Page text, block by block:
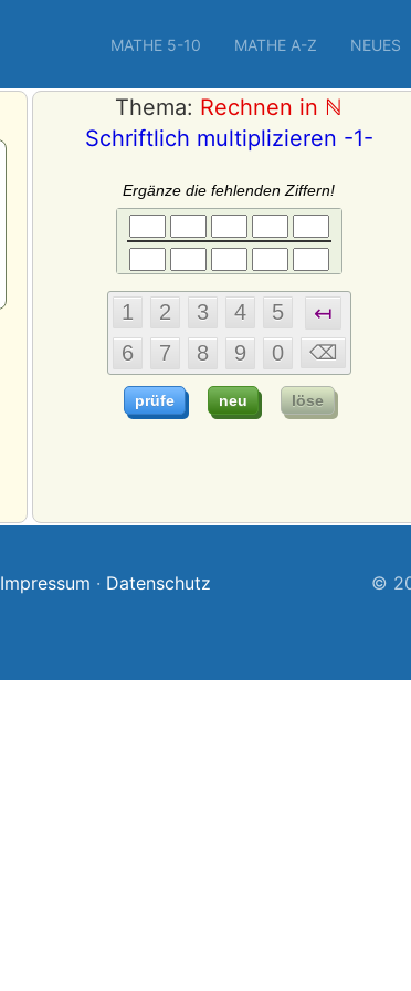
MATHE 5-10 MATHE A-Z NEUES
Thema: Rechnen in ℕ
Schriftlich multiplizieren -1-
Ergänze die fehlenden Ziffern!
Impressum · Datenschutz ©